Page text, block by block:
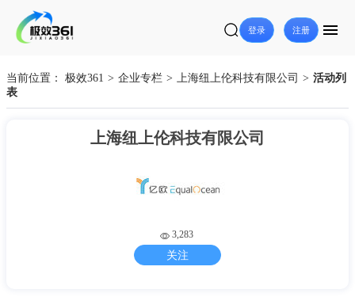
登录 注册
当前位置： 极效361 > 企业专栏 > 上海纽上伦科技有限公司 > 活动列
表
上海纽上伦科技有限公司
3,283
关注